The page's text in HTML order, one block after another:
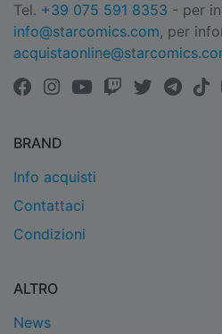
Tel. +39 075 591 8353 - per
info@starcomics.com, per
BRAND
Info acquisti
Contattaci
Condizioni
ALTRO
News